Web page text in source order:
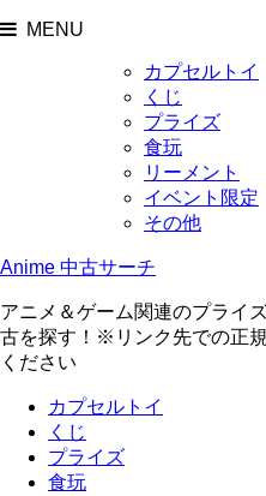
MENU
カプセルトイ
くじ
プライズ
食玩
リーメント
イベント限定
その他
Anime 中古サーチ
アニメ＆ゲーム関連のプライ
古を探す！※リンク先での正
ください
カプセルトイ
くじ
プライズ
食玩